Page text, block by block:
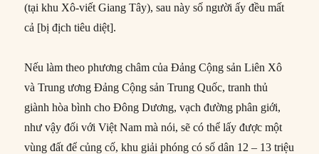
(tại khu Xô-viết Giang Tây), sau này số người ấy đều mất
cả [bị địch tiêu diệt].
Nếu làm theo phương châm của Đảng Cộng sản Liên Xô
và Trung ương Đảng Cộng sản Trung Quốc, tranh thủ
giành hòa bình cho Đông Dương, vạch đường phân giới,
như vậy đối với Việt Nam mà nói, sẽ có thể lấy được một
vùng đất để củng cố, khu giải phóng có số dân 12 – 13 triệu